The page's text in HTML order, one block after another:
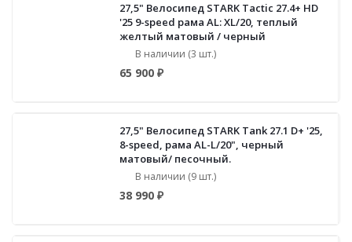
27,5" Велосипед STARK Tactic 27.4+ HD
'25 9-speed рама AL: XL/20, теплый
желтый матовый / черный
В наличии (3 шт.)
65 900 ₽
27,5" Велосипед STARK Tank 27.1 D+ '25,
8-speed, рама AL-L/20", черный
матовый/ песочный.
В наличии (9 шт.)
38 990 ₽